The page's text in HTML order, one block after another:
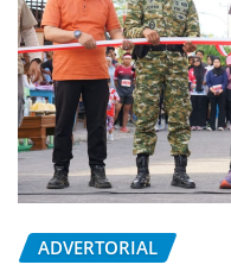
ADVERTORIAL